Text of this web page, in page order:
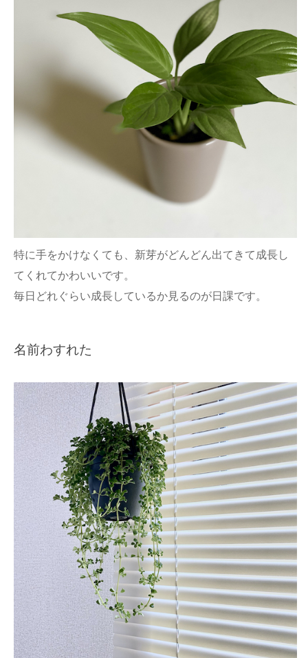
特に手をかけなくても、新芽がどんどん出てきて成長し
てくれてかわいいです。
毎日どれぐらい成長しているか見るのが日課です。
名前わすれた